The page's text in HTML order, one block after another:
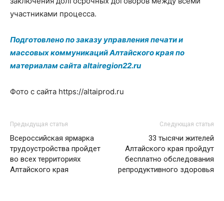
участниками процесса.
Подготовлено по заказу управления печати и
массовых коммуникаций Алтайского края по
материалам сайта altairegion22.ru
Фото с сайта https://altaiprod.ru
Предыдущая статья
Всероссийская ярмарка
трудоустройства пройдет
во всех территориях
Алтайского края
Следующая статья
33 тысячи жителей
Алтайского края пройдут
бесплатно обследования
репродуктивного здоровья